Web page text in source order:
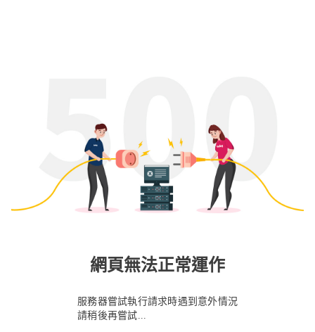
網頁無法正常運作
服務器嘗試執行請求時遇到意外情況
請稍後再嘗試...